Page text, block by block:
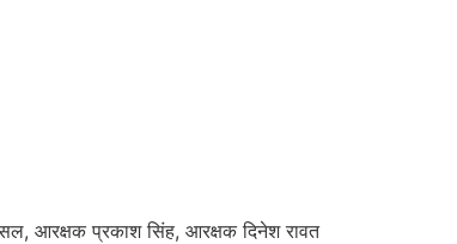
बंसल, आरक्षक प्रकाश सिंह, आरक्षक दिनेश रावत